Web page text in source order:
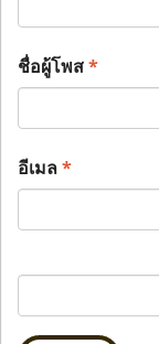
ชื่อผู้โพส*
อีเมล*